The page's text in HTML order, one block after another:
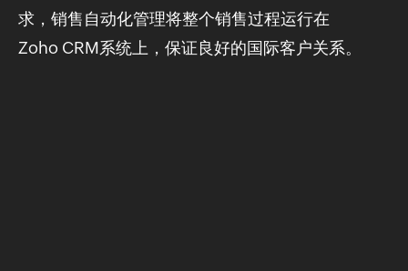
求，销售自动化管理将整个销售过程运行在
Zoho CRM系统上，保证良好的国际客户关系。